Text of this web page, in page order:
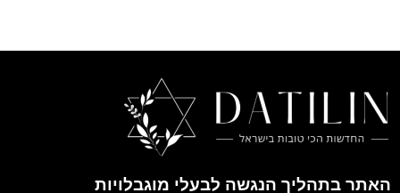
האתר בתהליך הנגשה לבעלי מוגבלויות